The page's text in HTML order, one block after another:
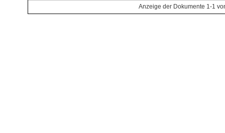
Anzeige der Dokumente 1-1